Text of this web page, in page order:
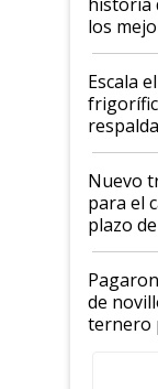
los
todavía
Escala
Nuevo
para el
plazo
de
ternero
llamar